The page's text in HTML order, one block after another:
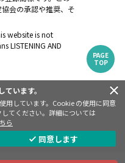
います。
用しています。Cookie の使用に同意
てください。詳細については
ら
同意します
PAGE
TOP
会の承認や推奨、そ
website is not
LISTENING AND